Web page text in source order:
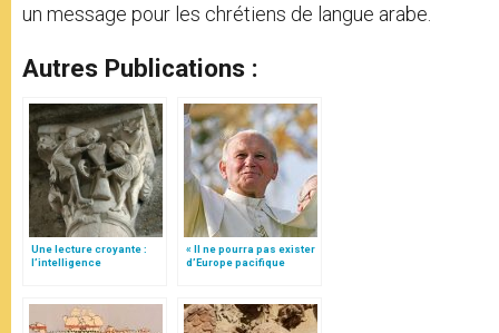
un message pour les chrétiens de langue arabe.
Autres Publications :
Une lecture croyante :
l’intelligence
« Il ne pourra pas exister
d’Europe pacifique